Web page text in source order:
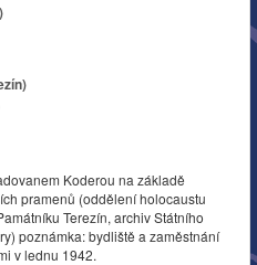
Koderou na základě
pramenů (oddělení holocaustu
Terezín, archiv Státního
poznámka: bydliště a zaměstnání
v lednu 1942.